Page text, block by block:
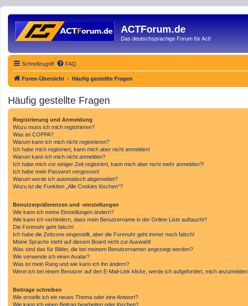
ACTForum.de
Das deutschsprachige Forum für Act!
Schnellzugriff FAQ
Foren-Übersicht Häufig gestellte Fragen
Häufig gestellte Fragen
Registrierung und Anmeldung
Wozu muss ich mich registrieren?
Was ist COPPA?
Warum kann ich mich nicht registrieren?
Ich habe mich registriert, kann mich aber nicht anmelden!
Warum kann ich mich nicht anmelden?
Ich habe mich vor einiger Zeit registriert, kann mich aber nicht mehr anmelden?!
Ich habe mein Passwort vergessen!
Warum werde ich automatisch abgemeldet?
Wozu ist die Funktion „Alle Cookies löschen“?
Benutzerpräferenzen und -einstellungen
Wie kann ich meine Einstellungen ändern?
Wie kann ich verhindern, dass mein Benutzername in der Online-Liste auftaucht?
Die Forenuhr geht falsch!
Ich habe die Zeitzone eingestellt, aber die Forenuhr geht immer noch falsch!
Meine Sprache steht auf diesem Board nicht zur Auswahl!
Was sind das für Bilder, die bei meinem Benutzernamen angezeigt werden?
Wie verwende ich einen Avatar?
Was ist mein Rang und wie kann ich ihn ändern?
Wenn ich bei einem Benutzer auf den E-Mail-Link klicke, werde ich aufgefordert, mich anzumelden.
Beiträge schreiben
Wie erstelle ich ein neues Thema oder eine Antwort?
Wie kann ich einen Beitrag bearbeiten oder löschen?